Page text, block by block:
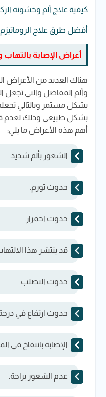
كيفية علاج ألم وخشونة
أفضل طرق علاج الروماتيزم
أعراض الإصابة بالتهاب
هناك العديد من الأعراض
وألم المفاصل والتي تجعل
بشكل مستمر وبالتالي
بشكل طبيعي وذلك لعدم
أهم هذه الأعراض ما يلي:
الشعور بألم شديد.
حدوث تورم.
حدوث احمرار.
قد ينتشر هذا
حدوث التصلب.
حدوث ارتفاع في درجة
الإصابة بانتفاخ في
عدم الشعور براحة.